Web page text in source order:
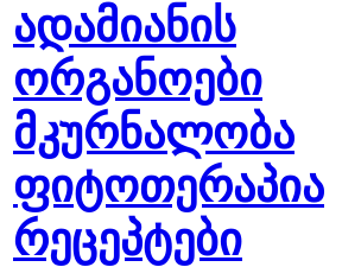
ადამიანის
ორგანოები
მკურნალობა
ფიტოთერაპია
რეცეპტები